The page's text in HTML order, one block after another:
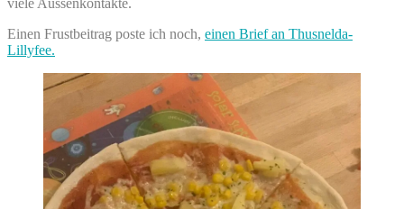
viele Aussenkontakte.
Einen Frustbeitrag poste ich noch, einen Brief an Thusnelda-
Lillyfee.